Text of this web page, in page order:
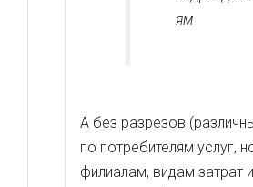
ям
А без разрезов
по потребителям услуг,
филиалам, видам затрат